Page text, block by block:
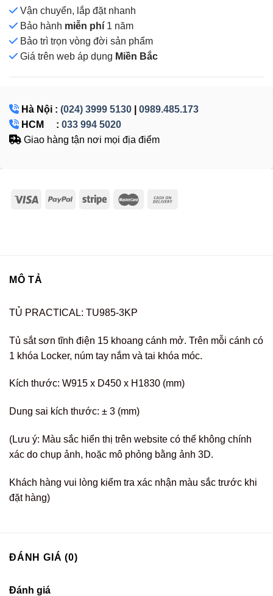
Vận chuyển, lắp đặt nhanh
Bảo hành miễn phí 1 năm
Bảo trì trọn vòng đời sản phẩm
Giá trên web áp dụng Miền Bắc
Hà Nội : (024) 3999 5130
0989.485.173
HCM : 033 994 5020
Giao hàng tận nơi mọi địa điểm
MÔ TẢ
TỦ PRACTICAL: TU985-3KP
Tủ sắt sơn tĩnh điện 15 khoang cánh mở. Trên mỗi cánh có
1 khóa Locker, núm tay nắm và tai khóa móc.
Kích thước: W915 x D450 x H1830 (mm)
Dung sai kích thước: ± 3 (mm)
(Lưu ý: Màu sắc hiển thị trên website có thể không chính
xác do chụp ảnh, hoặc mô phỏng bằng ảnh 3D.
Khách hàng vui lòng kiểm tra xác nhận màu sắc trước khi
đặt hàng)
ĐÁNH GIÁ (0)
Đánh giá